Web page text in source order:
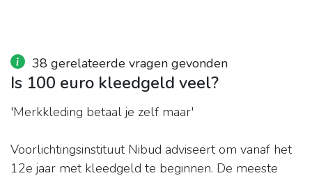
38 gerelateerde vragen gevonden
Is 100 euro kleedgeld veel?
'Merkkleding betaal je zelf maar'
Voorlichtingsinstituut Nibud adviseert om vanaf het
12e jaar met kleedgeld te beginnen. De meeste